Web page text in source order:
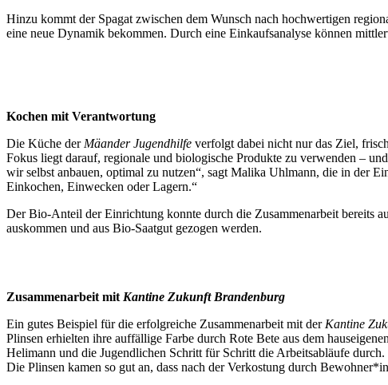
Hinzu kommt der Spagat zwischen dem Wunsch nach hochwertigen
eine neue Dynamik bekommen. Durch eine Einkaufsanalyse können
Kochen mit Verantwortung
Die Küche der Mäander Jugendhilfe verfolgt dabei nicht nur das Ziel,
Fokus liegt darauf, regionale und biologische Produkte zu verwenden –
wir selbst anbauen, optimal zu nutzen“, sagt Malika Uhlmann, die in der
Einkochen, Einwecken oder Lagern.“
Der Bio-Anteil der Einrichtung konnte durch die Zusammenarbeit bereits
auskommen und aus Bio-Saatgut gezogen werden.
Zusammenarbeit mit Kantine Zukunft Brandenburg
Ein gutes Beispiel für die erfolgreiche Zusammenarbeit mit der Kantine
Plinsen erhielten ihre auffällige Farbe durch Rote Bete aus dem
Helimann und die Jugendlichen Schritt für Schritt die Arbeitsabläufe
Die Plinsen kamen so gut an, dass nach der Verkostung durch